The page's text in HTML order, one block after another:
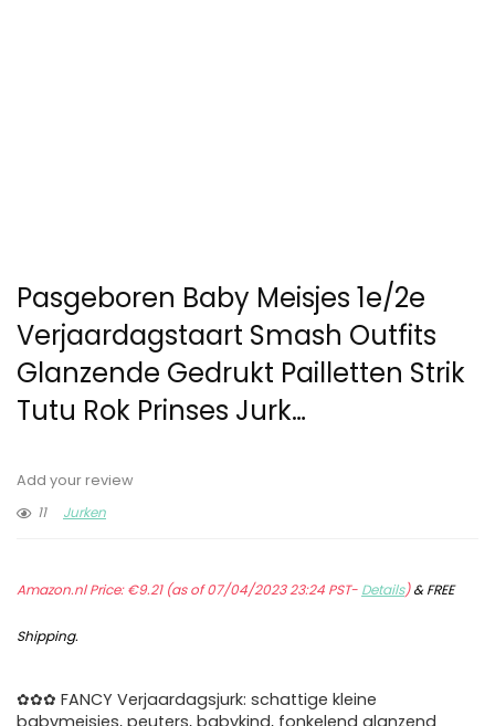
Pasgeboren Baby Meisjes 1e/2e
Verjaardagstaart Smash Outfits
Glanzende Gedrukt Pailletten Strik
Tutu Rok Prinses Jurk…
Add your review
11
Jurken
Amazon.nl Price:€9.21(as of 07/04/2023 23:24 PST- Details)&FREE
Shipping.
✿✿✿ FANCY Verjaardagsjurk: schattige kleine